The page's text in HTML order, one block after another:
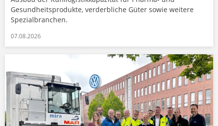
Gesundheitsprodukte, verderbliche Güter sowie weitere
Spezialbranchen.
07.08.2026